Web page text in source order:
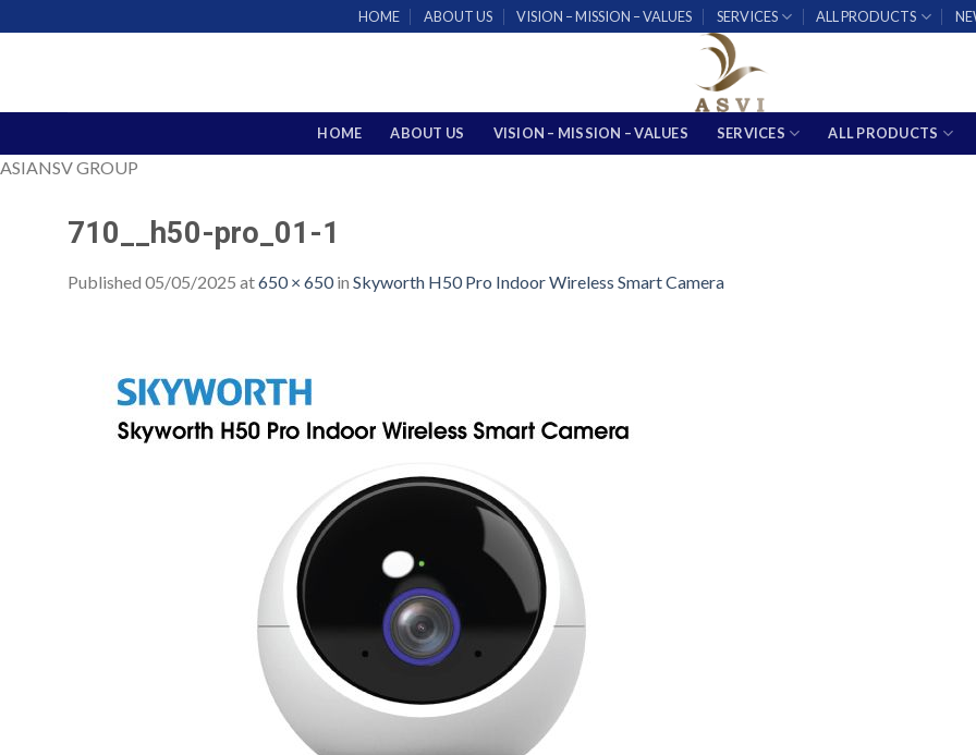
to
HOME ABOUT US VISION – MISSION – VALUES SERVICES ALL PRODUCTS
HOME ABOUT US VISION – MISSION – VALUES SERVICES ALL PRODUCTS
ASIANSV GROUP
710__h50-pro_01-1
Published 05/05/2025 at650 × 650in Skyworth H50 Pro Indoor Wireless Smart Camera